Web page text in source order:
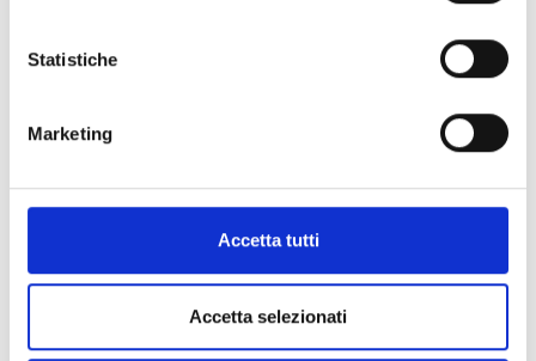
Statistiche
Marketing
Accetta tutti
Accetta selezionati
Privacy & Cookie Policy
General Terms and Purchase
Social